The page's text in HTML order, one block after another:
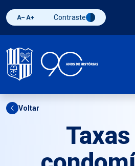
Diminuir fonte
Aumentar fonteAlternar contraste
Contraste
Voltar